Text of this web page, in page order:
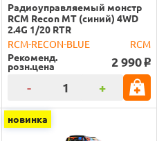
Радиоуправляемый монстр
RCM Recon MT (синий) 4WD
2.4G 1/20 RTR
RCM-RECON-BLUE
RCM
Рекоменд.
розн.цена 2 990 o
- +
новинка